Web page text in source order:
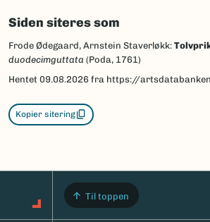
Siden siteres som
Frode Ødegaard, Arnstein Staverløkk:
duodecimguttata (Poda, 1761)
Hentet 09.08.2026 fra https://artsdatabanken.no/
Kopier sitering
Til toppen